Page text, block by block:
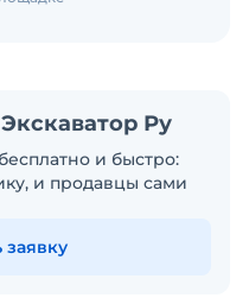
Ру
и быстро:
и продавцы сами
заявку